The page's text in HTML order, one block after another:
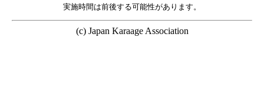
実施時間は前後する可能性があります。
(c) Japan Karaage Association